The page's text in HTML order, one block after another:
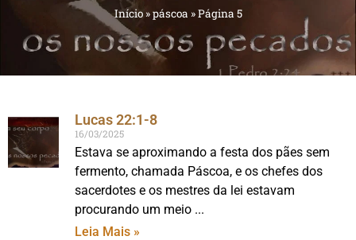
Início»páscoa »Página 5
Lucas 22:1-8
16/03/2025
Estava se aproximando a festa dos pães sem
fermento, chamada Páscoa, e os chefes dos
sacerdotes e os mestres da lei estavam
procurando um meio
Leia Mais »